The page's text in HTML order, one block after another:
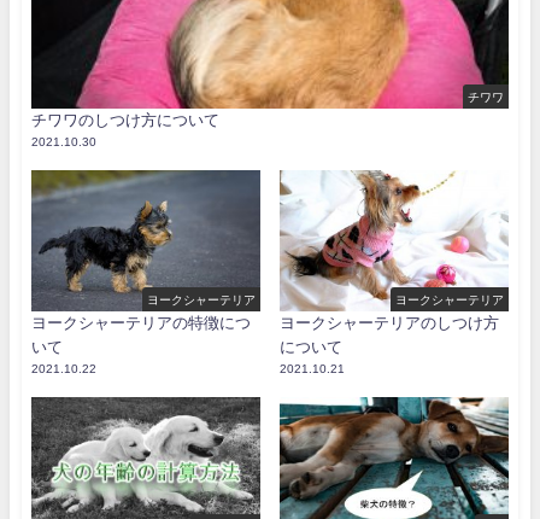
チワワ
チワワのしつけ方について
2021.10.30
ヨークシャーテリア
ヨークシャーテリアの特徴につ
いて
2021.10.22
ヨークシャーテリア
ヨークシャーテリアのしつけ方
について
2021.10.21